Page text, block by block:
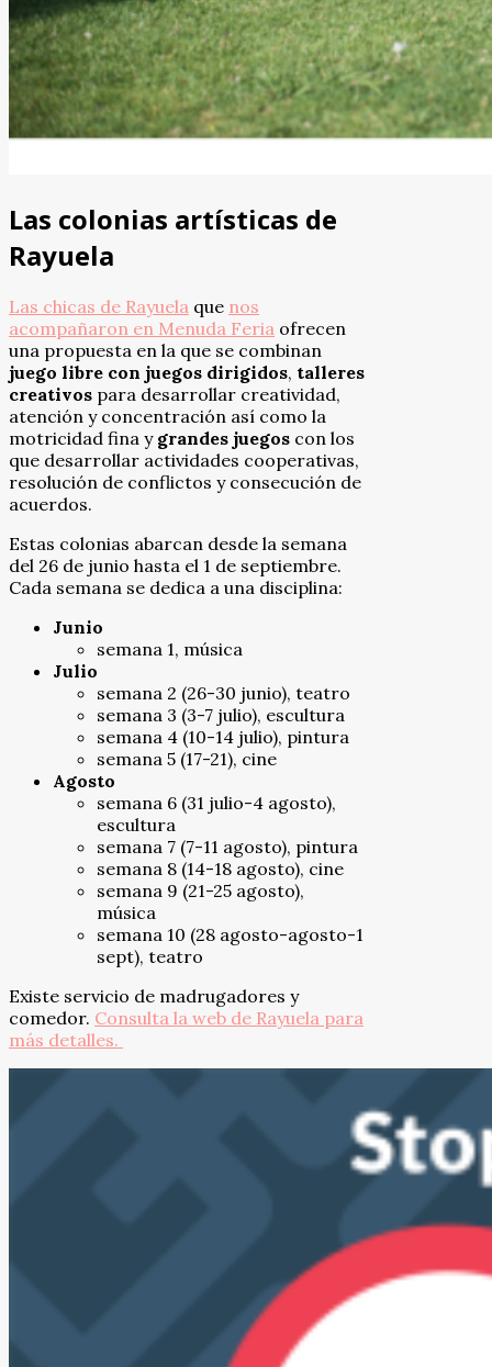
Las colonias artísticas de
Rayuela
Las chicas de Rayuela que nos
acompañaron en Menuda Feria ofrecen
una propuesta en la que se combinan
juego libre con juegos dirigidos, talleres
creativos para desarrollar creatividad,
atención y concentración así como la
motricidad fina y grandes juegos con los
que desarrollar actividades cooperativas,
resolución de conflictos y consecución de
acuerdos.
Estas colonias abarcan desde la semana
del 26 de junio hasta el 1 de septiembre.
Cada semana se dedica a una disciplina:
Junio
semana 1, música
Julio
semana 2 (26-30 junio), teatro
semana 3 (3-7 julio), escultura
semana 4 (10-14 julio), pintura
semana 5 (17-21), cine
Agosto
semana 6 (31 julio-4 agosto),
escultura
semana 7 (7-11 agosto), pintura
semana 8 (14-18 agosto), cine
semana 9 (21-25 agosto),
música
semana 10 (28 agosto-agosto-1
sept), teatro
Existe servicio de madrugadores y
comedor. Consulta la web de Rayuela para
más detalles.